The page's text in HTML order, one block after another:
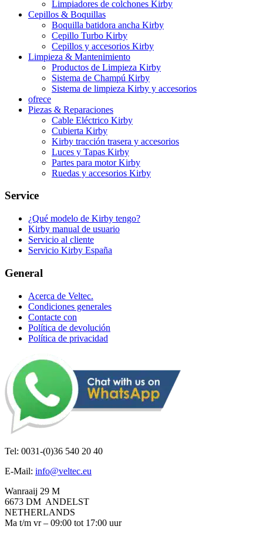
Limpiadores de colchones Kirby
Cepillos & Boquillas
Boquilla batidora ancha Kirby
Cepillo Turbo Kirby
Cepillos y accesorios Kirby
Limpieza & Mantenimiento
Productos de Limpieza Kirby
Sistema de Champú Kirby
Sistema de limpieza Kirby y accesorios
ofrece
Piezas & Reparaciones
Cable Eléctrico Kirby
Cubierta Kirby
Kirby tracción trasera y accesorios
Luces y Tapas Kirby
Partes para motor Kirby
Ruedas y accesorios Kirby
Service
¿Qué modelo de Kirby tengo?
Kirby manual de usuario
Servicio al cliente
Servicio Kirby España
General
Acerca de Veltec.
Condiciones generales
Contacte con
Política de devolución
Política de privacidad
Tel: 0031-(0)36 540 20 40
E-Mail: info@veltec.eu
Wanraaij 29 M
6673 DM ANDELST
NETHERLANDS
Ma t/m vr – 09:00 tot 17:00 uur